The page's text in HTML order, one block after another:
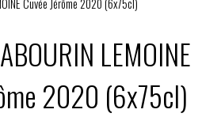
Cuvée Jérôme 2020 (6x75cl)
LEMOINE
2020 (6x75cl)